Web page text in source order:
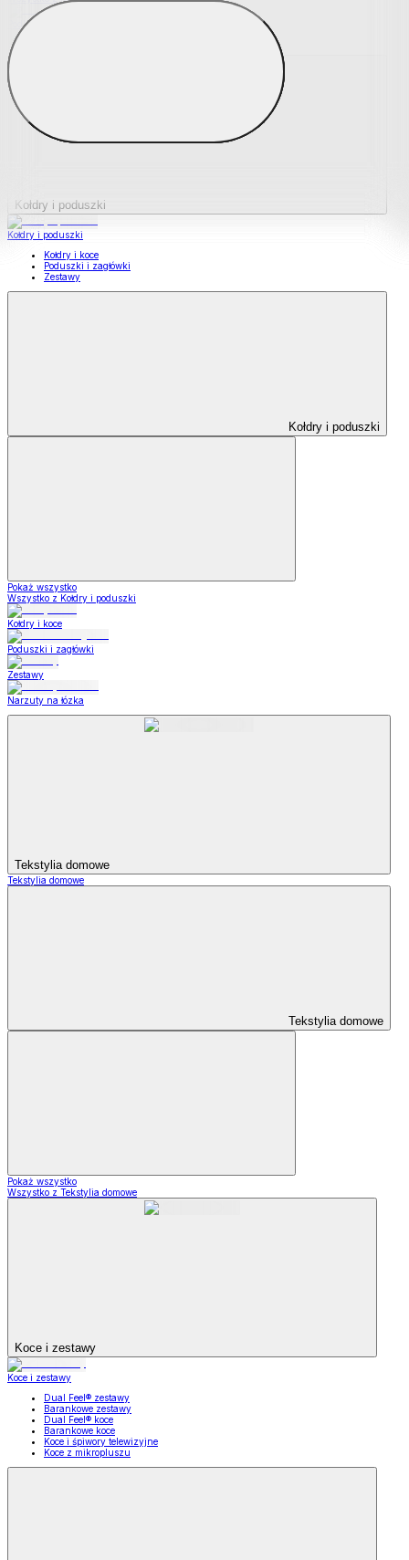
Podkładki na materace
Materace nawierzchniowe
Kołdry i poduszki
Kołdry i poduszki
Kołdry i koce
Poduszki i zagłówki
Zestawy
Kołdry i poduszki
Pokaż wszystko
Wszystko z Kołdry i poduszki
Kołdry i koce
Poduszki i zagłówki
Zestawy
Narzuty na łózka
Tekstylia domowe
Tekstylia domowe
Tekstylia domowe
Pokaż wszystko
Wszystko z Tekstylia domowe
Koce i zestawy
Koce i zestawy
Dual Feel® zestawy
Barankowe zestawy
Dual Feel® koce
Barankowe koce
Koce i śpiwory telewizyjne
Koce z mikropluszu